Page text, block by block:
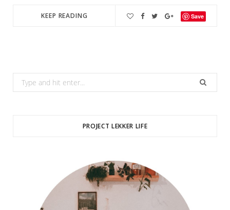
KEEP READING Save
Search
for:
PROJECT LEKKER LIFE